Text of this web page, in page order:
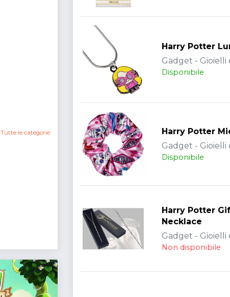
Tutte le categorie
Harry Potter
Gadget - Gioielli
Disponibile
Harry Potter
Gadget - Gioielli
Disponibile
Harry Potter
Necklace
Gadget - Gioielli
Non disponibile